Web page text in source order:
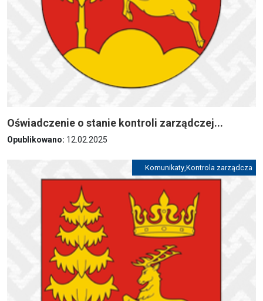
Oświadczenie o stanie kontroli zarządczej...
Opublikowano: 12.02.2025
Komunikaty Kontrola zarządcza